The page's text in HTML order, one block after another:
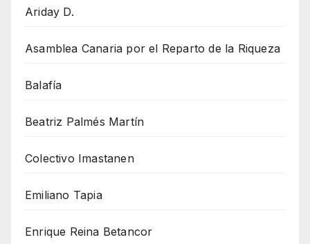
Ariday D.
Asamblea Canaria por el Reparto de la Riqueza
Balafía
Beatriz Palmés Martín
Colectivo Imastanen
Emiliano Tapia
Enrique Reina Betancor